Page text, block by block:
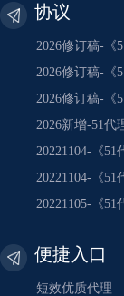
协议
2026修订稿-《
2026修订稿-《
2026修订稿-《
2026新增-51代
20221104-《51
20221104-《51
20221105-《51
便捷入口
短效优质代理